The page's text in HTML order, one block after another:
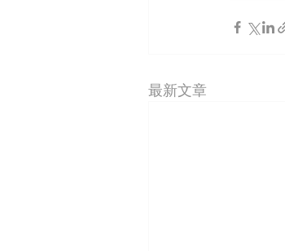
最新文章